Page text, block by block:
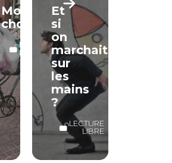
Mon
choix
LECTURE
LIBRE
Et
si
on
marchait
sur
les
mains
?
LECTURE
LIBRE